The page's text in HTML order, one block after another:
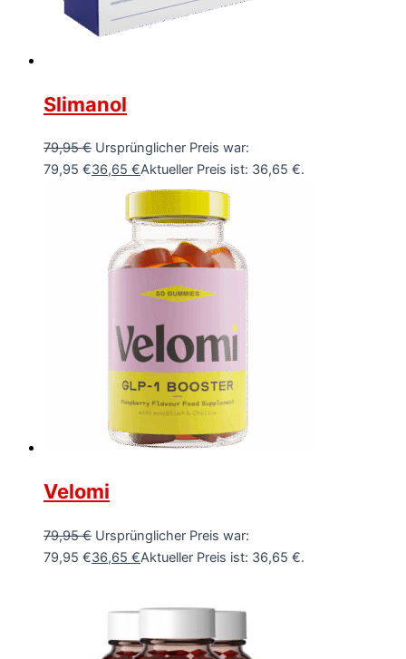
Slimanol
79,95€ Ursprünglicher Preis war:
79,95 €36,65 €Aktueller Preis ist: 36,65 €.
Velomi
79,95€ Ursprünglicher Preis war:
79,95 €36,65 €Aktueller Preis ist: 36,65 €.